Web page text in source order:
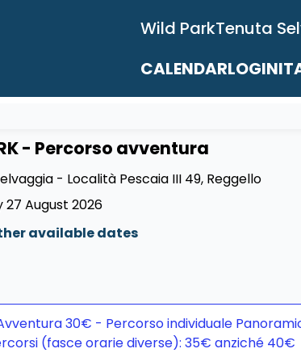
Wild ParkTenuta
CALENDARLOGIN
- Percorso avventura
- Località Pescaia III 49, Reggello
27 August 2026
available dates
30€ - Percorso individuale
(fasce orarie diverse): 35€ anziché 40€